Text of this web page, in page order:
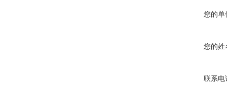
您的单
您的姓
联系电